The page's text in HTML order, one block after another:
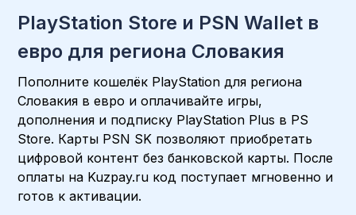
PlayStation Store и PSN Wallet в
евро для региона Словакия
Пополните кошелёк PlayStation для региона
Словакия в евро и оплачивайте игры,
дополнения и подписку PlayStation Plus в PS
Store. Карты PSN SK позволяют приобретать
цифровой контент без банковской карты. После
оплаты на Kuzpay.ru код поступает мгновенно и
готов к активации.